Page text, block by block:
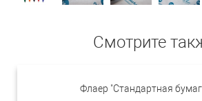
Смотрите
Флаер "Стандартная